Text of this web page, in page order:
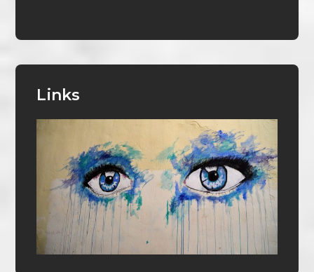
Links